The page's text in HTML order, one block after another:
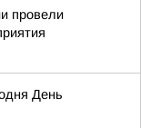
провели
День